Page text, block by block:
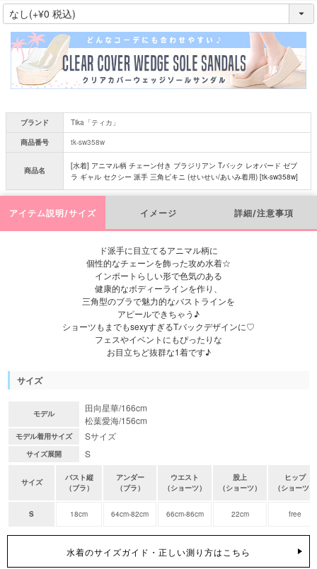
(
必
須
)
ブランド
Tika「ティカ」
商品番号
tk-sw358w
商品名
[水着] アニマル柄 チェーン付き ブラジリアン Tバック レオパード ゼブ
ラ ギャル セクシー 派手 三角ビキニ (せいせい/あいみ着用) [tk-sw358w]
アイテム説明/サイズ イメージ 詳細/注意事項
ド派手に目立てるアニマル柄に
個性的なチェーンを飾った攻め水着☆
インポートらしい形で色気のある
健康的なボディーラインを作り、
三角型のブラで魅力的なバストラインを
アピールできちゃう♪
ショーツもまでもsexyすぎるTバックデザインに♡
フェスやイベントにもぴったりな
お目立ちど抜群な1着です♪
サイズ
モデル
田向星華/166cm
松葉愛海/156cm
モデル着用サイズ Sサイズ
サイズ展開 S
サイズ
バスト縦
（ブラ）
アンダー
（ブラ）
ウエスト
（ショーツ）
股上
（ショーツ）
ヒップ
（ショーツ）
S 18cm 64cm-82cm 66cm-86cm 22cm free
水着のサイズガイド・正しい測り方はこちら